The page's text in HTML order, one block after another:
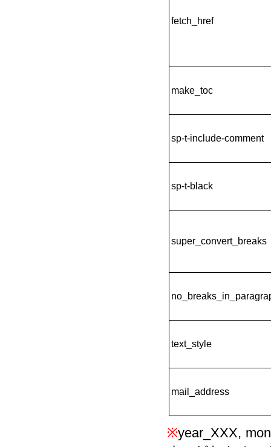
fetch_href
make_toc
sp-t-include-comment
sp-t-black
super_convert_breaks
text_style
mail_address
※year_XXX,